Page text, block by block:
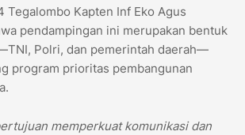
Tegalombo Kapten Inf Eko Agus
pendampingan ini merupakan bentuk
Polri, dan pemerintah daerah—
program prioritas pembangunan
memperkuat komunikasi dan